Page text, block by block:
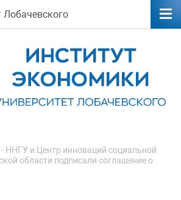
Лобачевского
- ННГУ и Центр инноваций социальной
области подписали соглашение о